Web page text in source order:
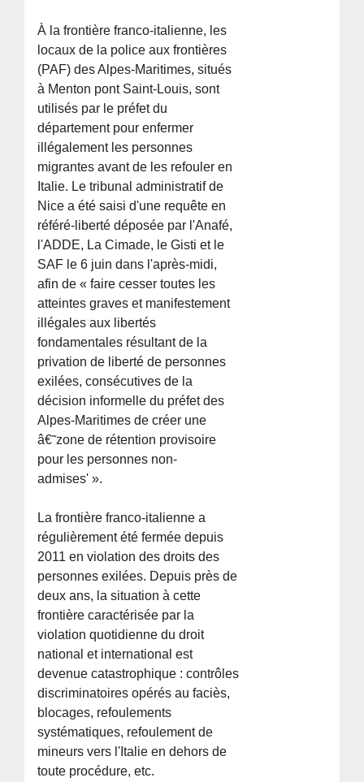
À la frontière franco-italienne, les
locaux de la police aux frontières
(PAF) des Alpes-Maritimes, situés
à Menton pont Saint-Louis, sont
utilisés par le préfet du
département pour enfermer
illégalement les personnes
migrantes avant de les refouler en
Italie. Le tribunal administratif de
Nice a été saisi d'une requête en
référé-liberté déposée par l'Anafé,
l'ADDE, La Cimade, le Gisti et le
SAF le 6 juin dans l'après-midi,
afin de « faire cesser toutes les
atteintes graves et manifestement
illégales aux libertés
fondamentales résultant de la
privation de liberté de personnes
exilées, consécutives de la
décision informelle du préfet des
Alpes-Maritimes de créer une
â€˜zone de rétention provisoire
pour les personnes non-
admises' ».
La frontière franco-italienne a
régulièrement été fermée depuis
2011 en violation des droits des
personnes exilées. Depuis près de
deux ans, la situation à cette
frontière caractérisée par la
violation quotidienne du droit
national et international est
devenue catastrophique : contrôles
discriminatoires opérés au faciès,
blocages, refoulements
systématiques, refoulement de
mineurs vers l'Italie en dehors de
toute procédure, etc.